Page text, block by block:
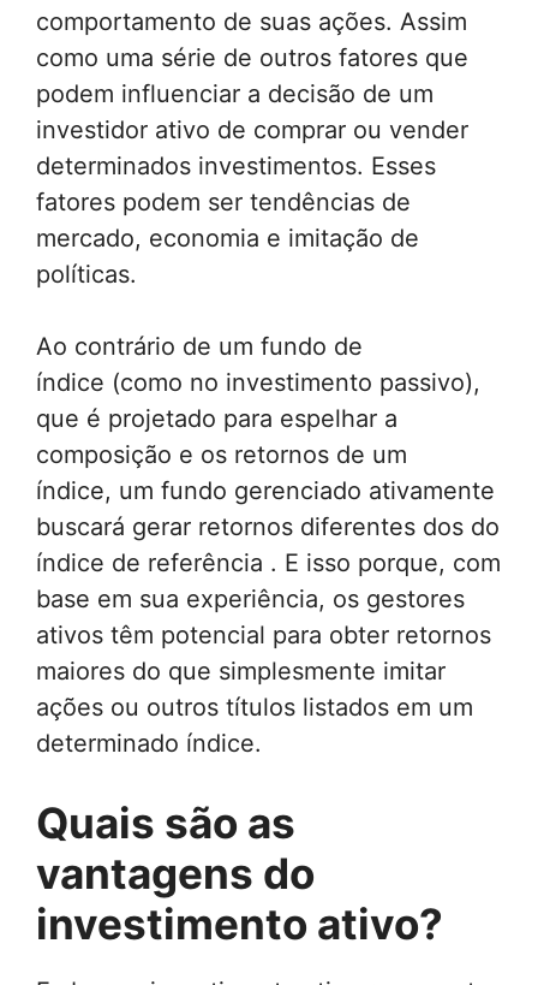
comportamento de suas ações. Assim
como uma série de outros fatores que
podem influenciar a decisão de um
investidor ativo de comprar ou vender
determinados investimentos. Esses
fatores podem ser tendências de
mercado, economia e imitação de
políticas.
Ao contrário de um fundo de
índice (como no investimento passivo),
que é projetado para espelhar a
composição e os retornos de um
índice, um fundo gerenciado ativamente
buscará gerar retornos diferentes dos do
índice de referência . E isso porque, com
base em sua experiência, os gestores
ativos têm potencial para obter retornos
maiores do que simplesmente imitar
ações ou outros títulos listados em um
determinado índice.
Quais são as
vantagens do
investimento ativo?